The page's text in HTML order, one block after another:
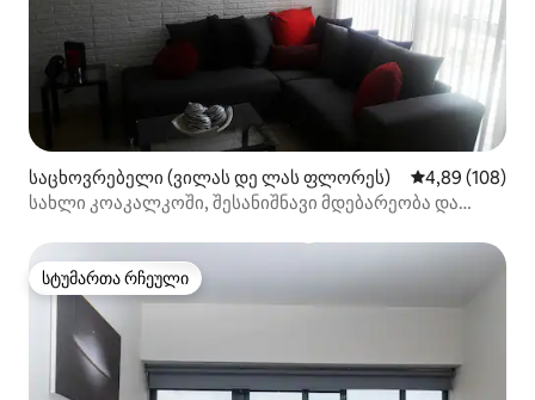
საცხოვრებელი (ვილას დე ლას ფლორეს) საშუალო
4,89 (108)
სახლი კოაკალკოში, შესანიშნავი მდებარეობა და
სტუმართა რჩეული
სტუმართა რჩეული